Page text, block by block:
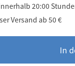
20:00
Versand ab 50 €
In